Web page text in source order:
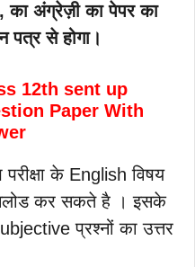
अंग्रेज़ी का पेपर का
पत्र से होगा।
12th sent up
Paper With
के English विषय
कर सकते है । इसके
प्रश्नों का उत्तर